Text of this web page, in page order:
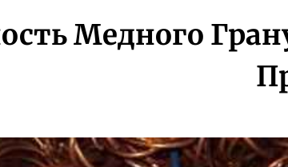
Медного